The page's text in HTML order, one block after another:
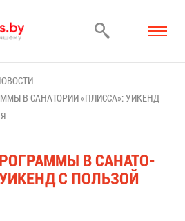
В СА­НА­ТО­РИИ «ПЛИС­СА»: УИ­КЕНД
В СА­НА­ТО­
С ПОЛЬ­ЗОЙ